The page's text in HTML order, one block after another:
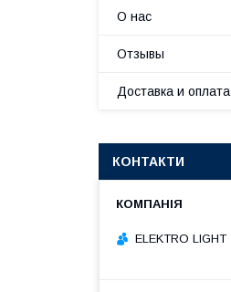
О нас
Отзывы
Доставка и оплата
КОНТАКТИ
ELEKTRO LIGHT